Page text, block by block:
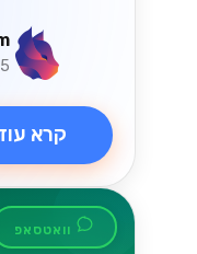
קרא עוד